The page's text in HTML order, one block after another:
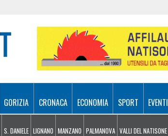
GORIZIA CRONACA ECONOMIA SPORT EVENTI
S. DANIELE LIGNANO MANZANO PALMANOVA VALLI DEL NATISONE